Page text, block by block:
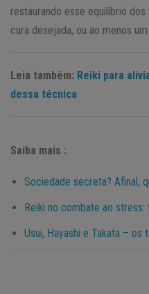
restaurando esse equilíbrio
cura desejada, ou ao menos
Leia também: Reiki para
dessa técnica
Saiba mais :
Sociedade secreta? Afinal,
Reiki no combate ao
Usui, Hayashi e Takata –